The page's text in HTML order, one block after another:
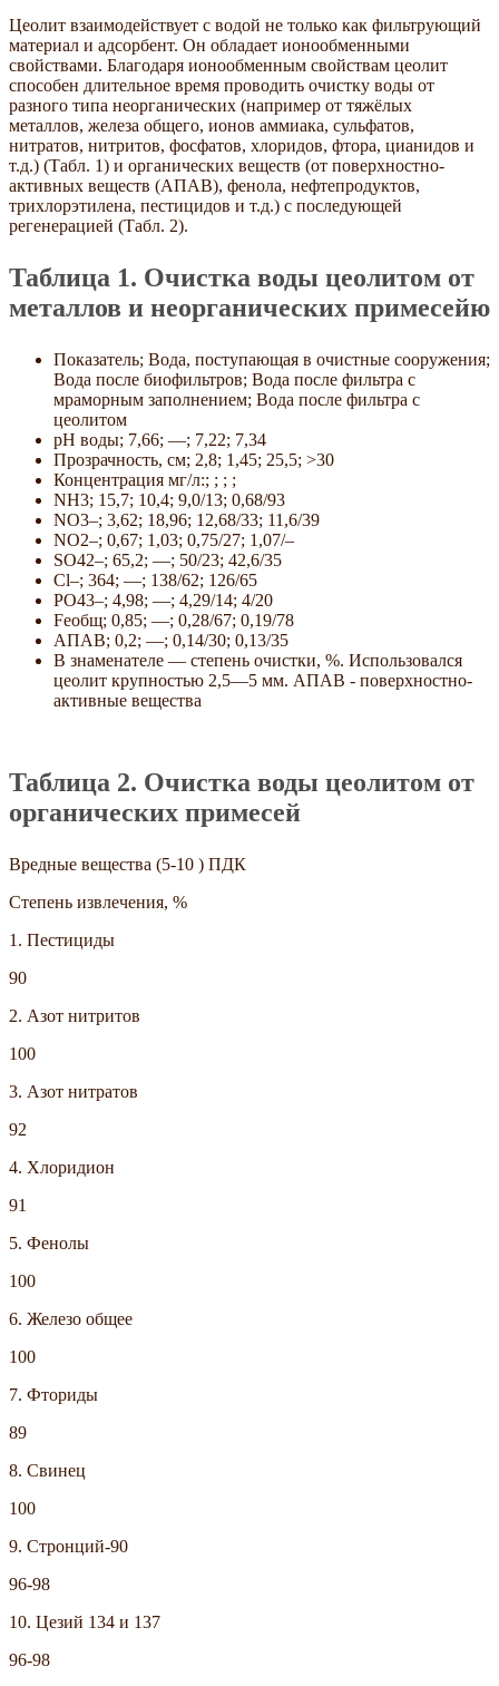
Цеолит взаимодействует с водой не только как фильтрующий
материал и адсорбент. Он обладает ионообменными
свойствами. Благодаря ионообменным свойствам цеолит
способен длительное время проводить очистку воды от
разного типа неорганических (например от тяжёлых
металлов, железа общего, ионов аммиака, сульфатов,
нитратов, нитритов, фосфатов, хлоридов, фтора, цианидов и
т.д.) (Табл. 1) и органических веществ (от поверхностно-
активных веществ (АПАВ), фенола, нефтепродуктов,
трихлорэтилена, пестицидов и т.д.) с последующей
регенерацией (Табл. 2).
Таблица 1. Очистка воды цеолитом от
металлов и неорганических примесейю
Показатель; Вода, поступающая в очистные сооружения;
Вода после биофильтров; Вода после фильтра с
мраморным заполнением; Вода после фильтра с
цеолитом
pH воды; 7,66; —; 7,22; 7,34
Прозрачность, см; 2,8; 1,45; 25,5; >30
Концентрация мг/л:; ; ; ;
NH3; 15,7; 10,4; 9,0/13; 0,68/93
NO3–; 3,62; 18,96; 12,68/33; 11,6/39
NO2–; 0,67; 1,03; 0,75/27; 1,07/–
SO42–; 65,2; —; 50/23; 42,6/35
Cl–; 364; —; 138/62; 126/65
PO43–; 4,98; —; 4,29/14; 4/20
Feобщ; 0,85; —; 0,28/67; 0,19/78
АПАВ; 0,2; —; 0,14/30; 0,13/35
В знаменателе — степень очистки, %. Использовался
цеолит крупностью 2,5—5 мм. АПАВ - поверхностно-
активные вещества
Таблица 2. Очистка воды цеолитом от
органических примесей
Вредные вещества (5-10 ) ПДК
Степень извлечения, %
1. Пестициды
90
2. Азот нитритов
100
3. Азот нитратов
92
4. Хлоридион
91
5. Фенолы
100
6. Железо общее
100
7. Фториды
89
8. Свинец
100
9. Стронций-90
96-98
10. Цезий 134 и 137
96-98